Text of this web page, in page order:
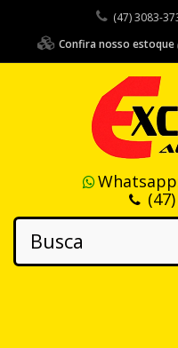
(47) 3083-
Confira nosso estoque